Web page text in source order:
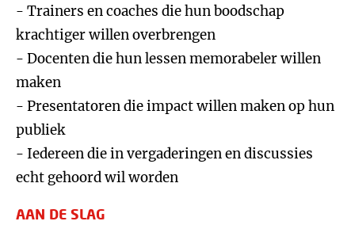
- Trainers en coaches die hun boodschap
krachtiger willen overbrengen
- Docenten die hun lessen memorabeler willen
maken
- Presentatoren die impact willen maken op hun
publiek
- Iedereen die in vergaderingen en discussies
echt gehoord wil worden
AAN DE SLAG